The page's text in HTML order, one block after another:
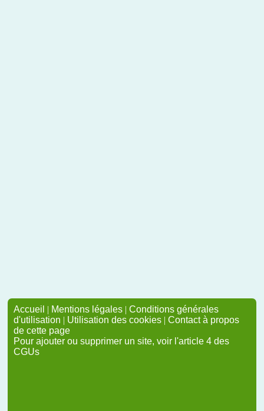
Accueil | Mentions légales | Conditions générales
d'utilisation | Utilisation des cookies | Contact à propos
de cette page
Pour ajouter ou supprimer un site, voir l'article 4 des
CGUs